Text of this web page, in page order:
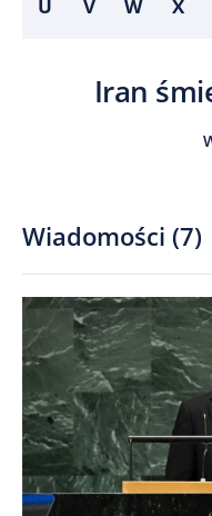
U V W X
Iran
Wiadomości (7)